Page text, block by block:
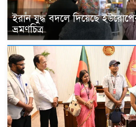
ইরান যুদ্ধ বদলে দিয়েছে
ভ্রমণচিত্র